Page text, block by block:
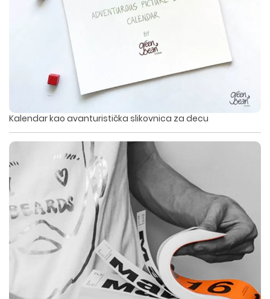
Kalendar kao avanturistička slikovnica za decu